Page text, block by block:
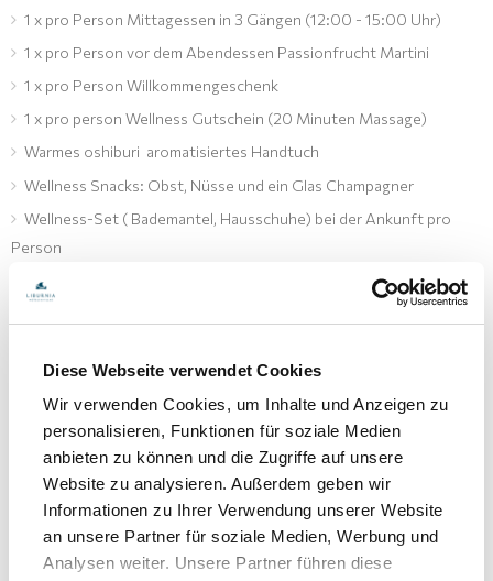
Diese Webseite verwendet Cookies
Wir verwenden Cookies, um Inhalte und Anzeigen zu
personalisieren, Funktionen für soziale Medien
anbieten zu können und die Zugriffe auf unsere
Website zu analysieren. Außerdem geben wir
Informationen zu Ihrer Verwendung unserer Website
an unsere Partner für soziale Medien, Werbung und
Analysen weiter. Unsere Partner führen diese
1 x pro Person Mittagessen in 3 Gängen (12:00 - 15:00 Uhr)
1 x pro Person vor dem Abendessen Passionfrucht Martini
1 x pro Person Willkommengeschenk
1 x pro person Wellness Gutschein (20 Minuten Massage)
Warmes oshiburi aromatisiertes Handtuch
Wellness Snacks: Obst, Nüsse und ein Glas Champagner
Wellness-Set ( Bademantel, Hausschuhe) bei der Ankunft pro
Person
Nutzung des Innenpools mit beheiztem Meerwasser und Spa
Zone
Behandlungen)
Pillow Menu (auf Anfrage): Auswahl des Kissens möglich
Frühes Einchecken und spätes Auschecken (je nach
Verfügbarkeit)
Hotel Ambasador